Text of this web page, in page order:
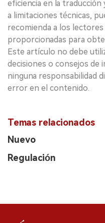
eficiencia en la traducción
a limitaciones técnicas,
recomienda a los
proporcionadas para
Este artículo no debe
decisiones o consejos de
ninguna responsabilidad
error en el contenido.
Temas relacionados
Nuevo
Regulación